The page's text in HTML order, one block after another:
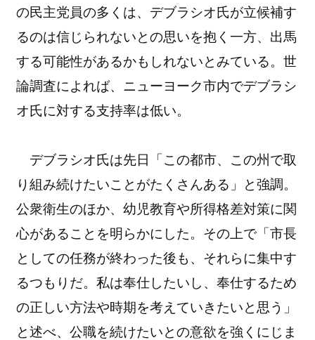
の民主党員の多くは、デブラシオ氏が立候補す
るのは信じられないとの思いを抱く一方、出馬
する可能性があるかもしれないとみている。世
論調査によれば、ニューヨーク市内でデブラシ
オ氏に対する支持率は低い。
デブラシオ氏は先日「この都市、この州で取
り組み続けたいことがたくさんある」と強調。
公衆衛生のほか、幼児教育や所得格差対策に関
心があることを明らかにした。その上で「市長
としての任務が終わった後も、それらに集中す
るつもりだ。私は奉仕したいし、奉仕するため
の正しい方法や時期を考えていきたいと思う」
と述べ、公職を続けたいとの意欲を強くにじま